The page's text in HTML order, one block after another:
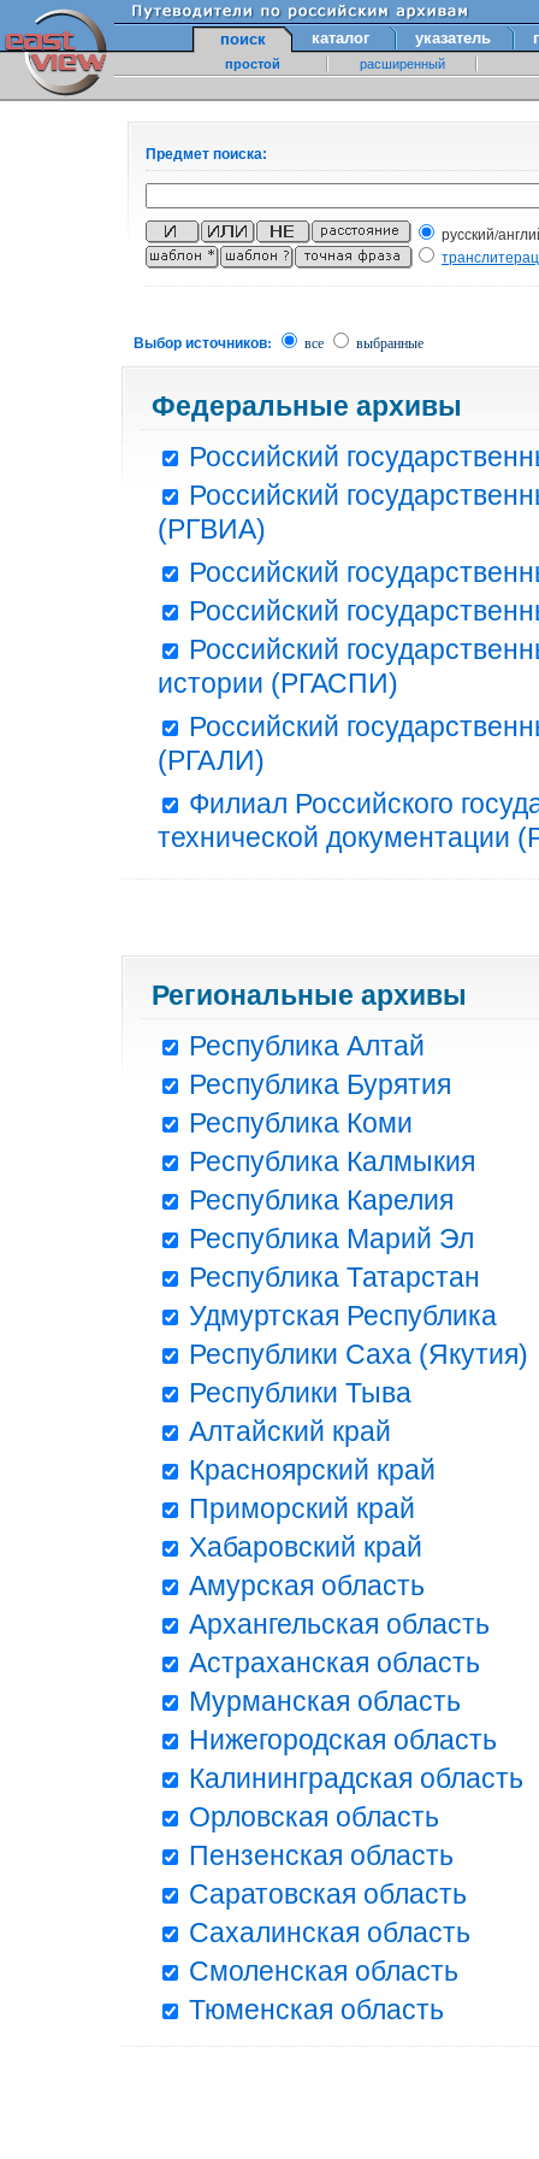
поиск каталог указатель
простой расширенный
Предмет поиска:
русский/
Выбор источников: все выбранные
Федеральные архивы
Российский
Российский
(РГВИА)
Российский
Российский
Российский
истории (РГАСПИ)
Российский
(РГАЛИ)
Филиал Российского
технической документации
Региональные архивы
Республика Алтай
Республика Бурятия
Республика Коми
Республика Калмыкия
Республика Карелия
Республика Марий Эл
Республика Татарстан
Удмуртская Республика
Республики Саха (Якутия)
Республики Тыва
Алтайский край
Красноярский край
Приморский край
Хабаровский край
Амурская область
Архангельская область
Астраханская область
Мурманская область
Нижегородская область
Калининградская область
Орловская область
Пензенская область
Саратовская область
Сахалинская область
Смоленская область
Тюменская область